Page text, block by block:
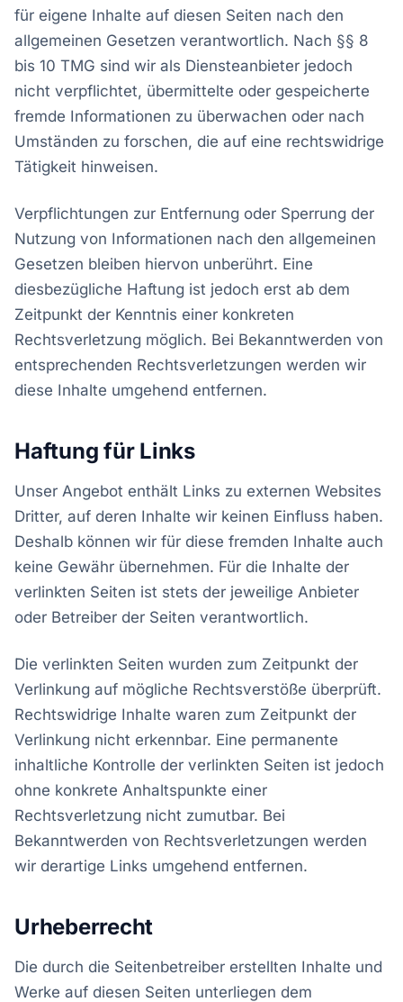
für eigene Inhalte auf diesen Seiten nach den
allgemeinen Gesetzen verantwortlich. Nach §§ 8
bis 10 TMG sind wir als Diensteanbieter jedoch
nicht verpflichtet, übermittelte oder gespeicherte
fremde Informationen zu überwachen oder nach
Umständen zu forschen, die auf eine rechtswidrige
Tätigkeit hinweisen.
Verpflichtungen zur Entfernung oder Sperrung der
Nutzung von Informationen nach den allgemeinen
Gesetzen bleiben hiervon unberührt. Eine
diesbezügliche Haftung ist jedoch erst ab dem
Zeitpunkt der Kenntnis einer konkreten
Rechtsverletzung möglich. Bei Bekanntwerden von
entsprechenden Rechtsverletzungen werden wir
diese Inhalte umgehend entfernen.
Haftung für Links
Unser Angebot enthält Links zu externen Websites
Dritter, auf deren Inhalte wir keinen Einfluss haben.
Deshalb können wir für diese fremden Inhalte auch
keine Gewähr übernehmen. Für die Inhalte der
verlinkten Seiten ist stets der jeweilige Anbieter
oder Betreiber der Seiten verantwortlich.
Die verlinkten Seiten wurden zum Zeitpunkt der
Verlinkung auf mögliche Rechtsverstöße überprüft.
Rechtswidrige Inhalte waren zum Zeitpunkt der
Verlinkung nicht erkennbar. Eine permanente
inhaltliche Kontrolle der verlinkten Seiten ist jedoch
ohne konkrete Anhaltspunkte einer
Rechtsverletzung nicht zumutbar. Bei
Bekanntwerden von Rechtsverletzungen werden
wir derartige Links umgehend entfernen.
Urheberrecht
Die durch die Seitenbetreiber erstellten Inhalte und
Werke auf diesen Seiten unterliegen dem